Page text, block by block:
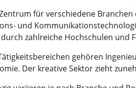
für verschiedene
und
zahlreiche Hochschulen und
gehören
Der kreative Sektor zieht